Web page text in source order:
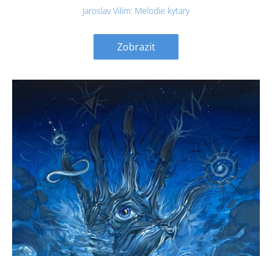
Jaroslav Vilím: Melodie kytary
Zobrazit